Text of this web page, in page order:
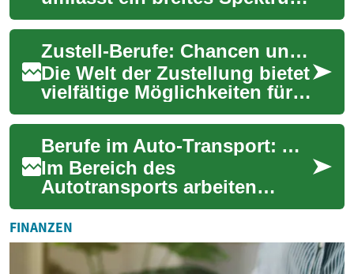
an Tätigkeiten im
Gesundheitswesen und bietet
vielfältige Einsa...
Zustell‑Berufe: Chancen und Karriere in der Logistik
Die Welt der Zustellung bietet
vielfältige Möglichkeiten für
Menschen, die praktisch
arbeiten, mobil sein und im
Team...
Berufe im Auto-Transport: Aufgaben, Anforderungen und Perspektiven
Im Bereich des
Autotransports arbeiten
verschiedene Fachkräfte
zusammen, um Fahrzeuge
sicher und termingerecht von
A ...
FINANZEN